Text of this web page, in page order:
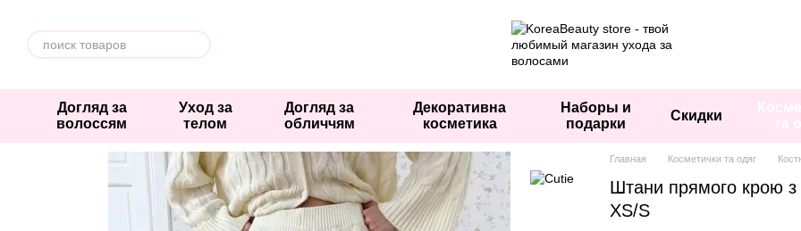
Догляд за
волоссям
Уход за
телом
Догляд за
обличчям
Декоративна
косметика
Наборы и
подарки
Скидки
Главная Косметички та одяг
Штани прямого крою з
XS/S